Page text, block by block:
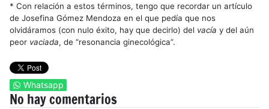
* Con relación a estos términos, tengo que recordar un artículo
de Josefina Gómez Mendoza en el que pedía que nos
olvidáramos (con nulo éxito, hay que decirlo) del vacía y del aún
peor vaciada, de “resonancia ginecológica”.
Whatsapp
No hay comentarios